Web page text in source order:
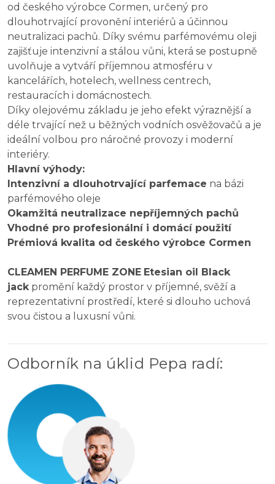
od českého výrobce Cormen, určený pro
dlouhotrvající provonění interiérů a účinnou
neutralizaci pachů. Díky svému parfémovému oleji
zajišťuje intenzivní a stálou vůni, která se postupně
uvolňuje a vytváří příjemnou atmosféru v
kancelářích, hotelech, wellness centrech,
restauracích i domácnostech.
Díky olejovému základu je jeho efekt výraznější a
déle trvající než u běžných vodních osvěžovačů a je
ideální volbou pro náročné provozy i moderní
interiéry.
Hlavní výhody:
Intenzivní a dlouhotrvající parfemace na bázi
parfémového oleje
Okamžitá neutralizace nepříjemných pachů
Vhodné pro profesionální i domácí použití
Prémiová kvalita od českého výrobce Cormen
CLEAMEN PERFUME ZONE Etesian oil Black
jack promění každý prostor v příjemné, svěží a
reprezentativní prostředí, které si dlouho uchová
svou čistou a luxusní vůni.
Odborník na úklid Pepa radí: